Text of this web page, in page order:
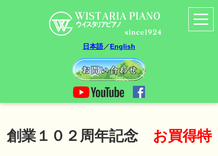
日本語／English
創業１０２周年記念 お買得特